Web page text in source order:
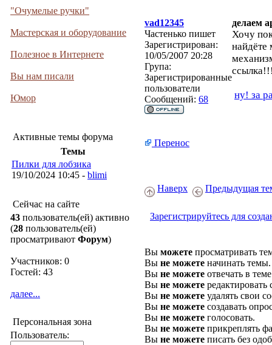
"Очумелые ручки"
Мастерская и оборудование
Полезное в Интернете
Вы нам писали
Юмор
Активные темы форума
Темы
Пилки для лобзика
19/10/2024 10:45 - blimi
Сейчас на сайте
43 пользователь(ей) активно
(28 пользователь(ей)
просматривают Форум)
Участников: 0
Гостей: 43
далее...
Персональная зона
Пользователь:
vad12345
делаем
Частенько пишет
Зарегистрирован:
10/05/2007 20:28
Група:
Зарегистрированные
пользователи
Сообщений: 68
Хочу
найдёте
ну! за
Перенос
Наверх Предыдущая
Зарегистрируйтесь для
Вы можете просматривать
Вы не можете начинать темы.
Вы не можете отвечать в
Вы не можете
Вы не можете удалять свои
Вы не можете создавать
Вы не можете голосовать.
Вы не можете прикреплять
Вы не можете писать без